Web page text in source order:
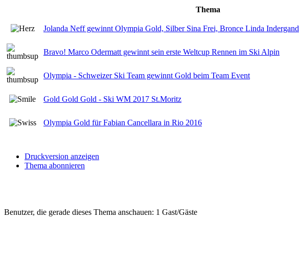
Thema
Jolanda Neff gewinnt Olympia Gold, Silber Sina Frei, Bronce Linda Indergand
Bravo! Marco Odermatt gewinnt sein erste Weltcup Rennen im Ski Alpin
Olympia - Schweizer Ski Team gewinnt Gold beim Team Event
Gold Gold Gold - Ski WM 2017 St.Moritz
Olympia Gold für Fabian Cancellara in Rio 2016
Druckversion anzeigen
Thema abonnieren
Benutzer, die gerade dieses Thema anschauen: 1 Gast/Gäste